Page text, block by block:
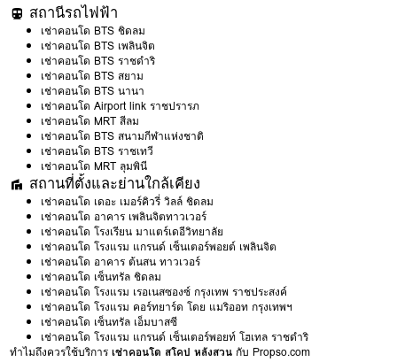
สถานีรถไฟฟ้า
เช่าคอนโด BTS ชิดลม
เช่าคอนโด BTS เพลินจิต
เช่าคอนโด BTS ราชดำริ
เช่าคอนโด BTS สยาม
เช่าคอนโด BTS นานา
เช่าคอนโด Airport link ราชปรารภ
เช่าคอนโด MRT สีลม
เช่าคอนโด BTS สนามกีฬาแห่งชาติ
เช่าคอนโด BTS ราชเทวี
เช่าคอนโด MRT ลุมพินี
สถานที่ตั้งและย่านใกล้เคียง
เช่าคอนโด เดอะ เมอร์คิวรี่ วิลล์ ชิดลม
เช่าคอนโด อาคาร เพลินจิตทาวเวอร์
เช่าคอนโด โรงเรียน มาแตร์เดอีวิทยาลัย
เช่าคอนโด โรงแรม แกรนด์ เซ็นเตอร์พอยต์ เพลินจิต
เช่าคอนโด อาคาร ต้นสน ทาวเวอร์
เช่าคอนโด เซ็นทรัล ชิดลม
เช่าคอนโด โรงแรม เรอเนสซองซ์ กรุงเทพ ราชประสงค์
เช่าคอนโด โรงแรม คอร์ทยาร์ด โดย แมริออท กรุงเทพฯ
เช่าคอนโด เซ็นทรัล เอ็มบาสซี
เช่าคอนโด โรงแรม แกรนด์ เซ็นเตอร์พอยท์ โฮเทล ราชดำริ
ทำไมถึงควรใช้บริการเช่าคอนโด สโคป หลังสวน กับ Propso.com